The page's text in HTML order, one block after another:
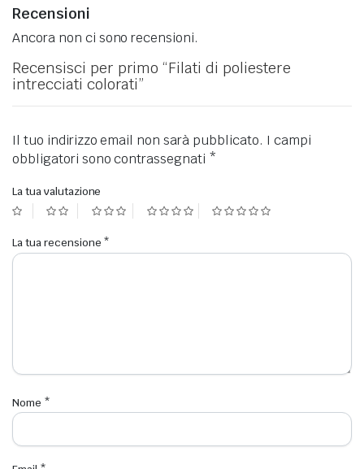
Recensioni
Ancora non ci sono recensioni.
Recensisci per primo “Filati di poliestere
intrecciati colorati”
Il tuo indirizzo email non sarà pubblicato. I campi
obbligatori sono contrassegnati *
La tua valutazione
La tua recensione *
Nome *